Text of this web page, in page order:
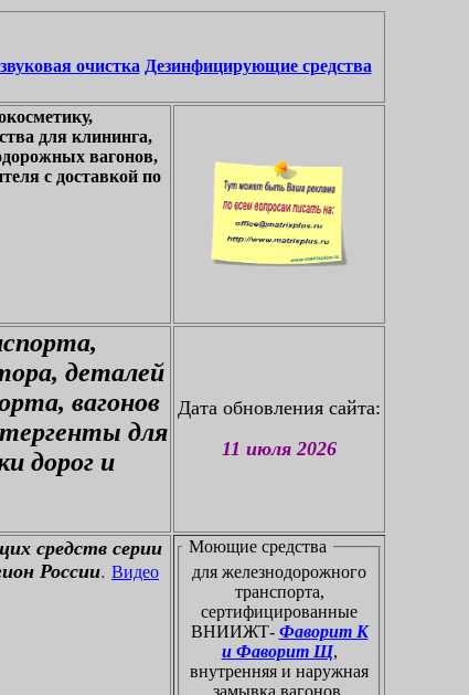
очистка Дезинфицирующие средства
для клининга,
вагонов,
с доставкой по
деталей
вагонов
для
дорог и
Дата обновления сайта:
11 июля 2026
средств серии
России. Видео
Моющие средства
для железнодорожного
транспорта,
сертифицированные
ВНИИЖТ- Фаворит К
и Фаворит Щ,
внутренняя и наружная
замывка вагонов.